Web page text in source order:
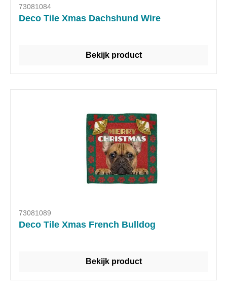
73081084
Deco Tile Xmas Dachshund Wire
Bekijk product
73081089
Deco Tile Xmas French Bulldog
Bekijk product